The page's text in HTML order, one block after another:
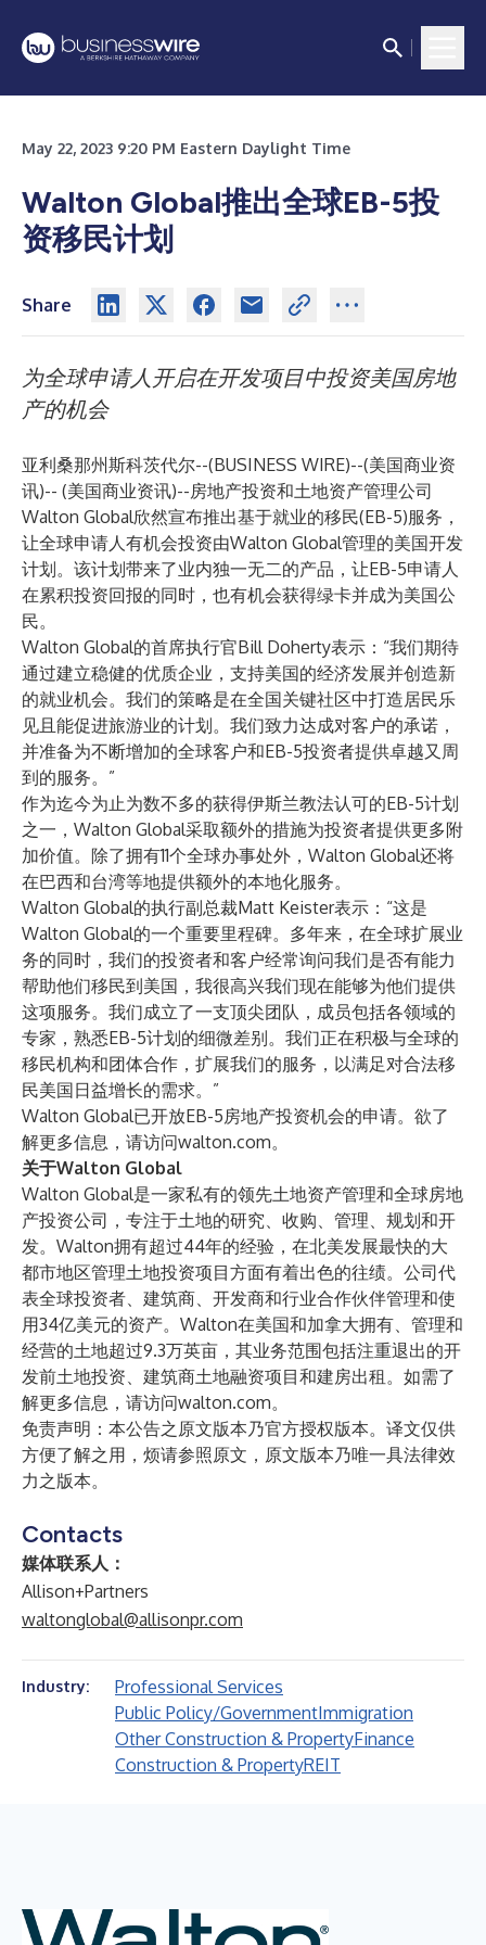
May 22, 2023 9:20 PM Eastern Daylight Time
Walton Global推出全球EB-5投
资移民计划
Share
为全球申请人开启在开发项目中投资美国房地
产的机会
亚利桑那州斯科茨代尔--(BUSINESS WIRE)--(美国商业资
讯)-- (美国商业资讯)--房地产投资和土地资产管理公司
Walton Global欣然宣布推出基于就业的移民(EB-5)服务，
让全球申请人有机会投资由Walton Global管理的美国开发
计划。该计划带来了业内独一无二的产品，让EB-5申请人
在累积投资回报的同时，也有机会获得绿卡并成为美国公
民。
Walton Global的首席执行官Bill Doherty表示：“我们期待
通过建立稳健的优质企业，支持美国的经济发展并创造新
的就业机会。我们的策略是在全国关键社区中打造居民乐
见且能促进旅游业的计划。我们致力达成对客户的承诺，
并准备为不断增加的全球客户和EB-5投资者提供卓越又周
到的服务。”
作为迄今为止为数不多的获得伊斯兰教法认可的EB-5计划
之一，Walton Global采取额外的措施为投资者提供更多附
加价值。除了拥有11个全球办事处外，Walton Global还将
在巴西和台湾等地提供额外的本地化服务。
Walton Global的执行副总裁Matt Keister表示：“这是
Walton Global的一个重要里程碑。多年来，在全球扩展业
务的同时，我们的投资者和客户经常询问我们是否有能力
帮助他们移民到美国，我很高兴我们现在能够为他们提供
这项服务。我们成立了一支顶尖团队，成员包括各领域的
专家，熟悉EB-5计划的细微差别。我们正在积极与全球的
移民机构和团体合作，扩展我们的服务，以满足对合法移
民美国日益增长的需求。”
Walton Global已开放EB-5房地产投资机会的申请。欲了
解更多信息，请访问walton.com。
关于Walton Global
Walton Global是一家私有的领先土地资产管理和全球房地
产投资公司，专注于土地的研究、收购、管理、规划和开
发。Walton拥有超过44年的经验，在北美发展最快的大
都市地区管理土地投资项目方面有着出色的往绩。公司代
表全球投资者、建筑商、开发商和行业合作伙伴管理和使
用34亿美元的资产。Walton在美国和加拿大拥有、管理和
经营的土地超过9.3万英亩，其业务范围包括注重退出的开
发前土地投资、建筑商土地融资项目和建房出租。如需了
解更多信息，请访问walton.com。
免责声明：本公告之原文版本乃官方授权版本。译文仅供
方便了解之用，烦请参照原文，原文版本乃唯一具法律效
力之版本。
Contacts
媒体联系人：
Allison+Partners
waltonglobal@allisonpr.com
Industry:
Professional Services
Public Policy/GovernmentImmigration
Other Construction & PropertyFinance
Construction & PropertyREIT